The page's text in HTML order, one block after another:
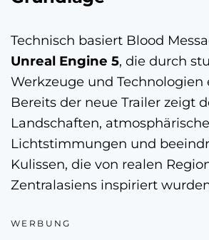
Technisch basiert Blood
Unreal Engine 5, die durch
Werkzeuge und
Bereits der neue Trailer zeigt
Landschaften, atmosphärische
Lichtstimmungen und
Kulissen, die von realen
Zentralasiens inspiriert
WERBUNG